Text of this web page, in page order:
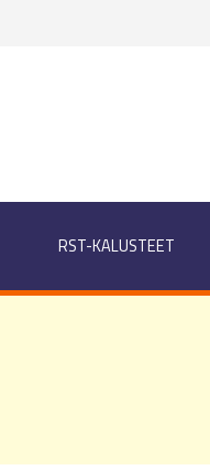
RST-KALUSTEET